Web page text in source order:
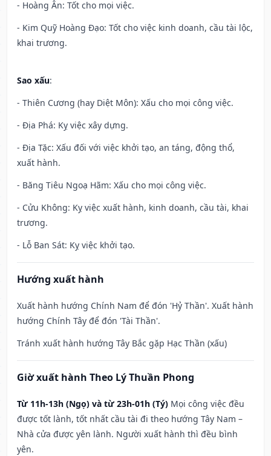
- Hoàng Ân: Tốt cho mọi việc.
- Kim Quỹ Hoàng Đạo: Tốt cho việc kinh doanh, cầu tài lộc,
khai trương.
Sao xấu:
- Thiên Cương (hay Diệt Môn): Xấu cho mọi công việc.
- Địa Phá: Kỵ việc xây dựng.
- Địa Tặc: Xấu đối với việc khởi tạo, an táng, động thổ,
xuất hành.
- Băng Tiêu Ngoạ Hãm: Xấu cho mọi công việc.
- Cửu Không: Kỵ việc xuất hành, kinh doanh, cầu tài, khai
trương.
- Lỗ Ban Sát: Kỵ việc khởi tạo.
Hướng xuất hành
Xuất hành hướng Chính Nam để đón 'Hỷ Thần'. Xuất hành
hướng Chính Tây để đón 'Tài Thần'.
Tránh xuất hành hướng Tây Bắc gặp Hạc Thần (xấu)
Giờ xuất hành Theo Lý Thuần Phong
Từ 11h-13h (Ngọ) và từ 23h-01h (Tý) Mọi công việc đều
được tốt lành, tốt nhất cầu tài đi theo hướng Tây Nam –
Nhà cửa được yên lành. Người xuất hành thì đều bình
yên.